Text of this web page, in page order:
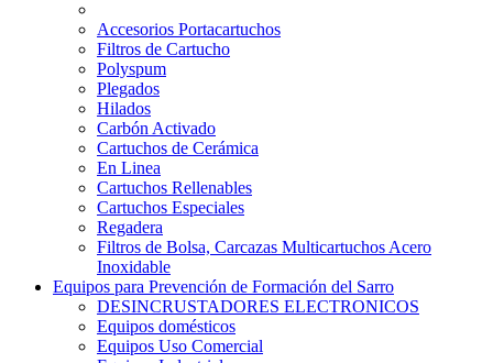
Accesorios Portacartuchos
Filtros de Cartucho
Polyspum
Plegados
Hilados
Carbón Activado
Cartuchos de Cerámica
En Linea
Cartuchos Rellenables
Cartuchos Especiales
Regadera
Filtros de Bolsa, Carcazas Multicartuchos Acero
Inoxidable
Equipos para Prevención de Formación del Sarro
DESINCRUSTADORES ELECTRONICOS
Equipos domésticos
Equipos Uso Comercial